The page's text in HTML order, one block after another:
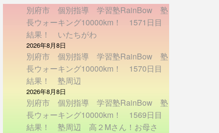
別府市 個別指導 学習塾RainBow 塾
長ウォーキング10000km！ 1571日目
結果！ いたちがわ
2026年8月8日
別府市 個別指導 学習塾RainBow 塾
長ウォーキング10000km！ 1570日目
結果！ 塾周辺
2026年8月8日
別府市 個別指導 学習塾RainBow 塾
長ウォーキング10000km！ 1569日目
結果！ 塾周辺 高２Mさん！お母さ